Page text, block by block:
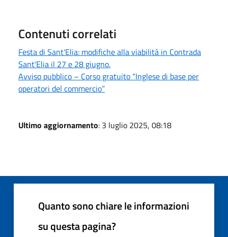
Contenuti correlati
Festa di Sant'Elia: modifiche alla viabilità in Contrada
Sant'Elia il 27 e 28 giugno.
Avviso pubblico – Corso gratuito “Inglese di base per
operatori del commercio”
Ultimo aggiornamento: 3 luglio 2025, 08:18
Quanto sono chiare le informazioni
su questa pagina?